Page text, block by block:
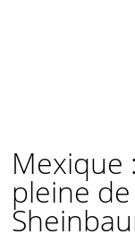
Mexique
pleine